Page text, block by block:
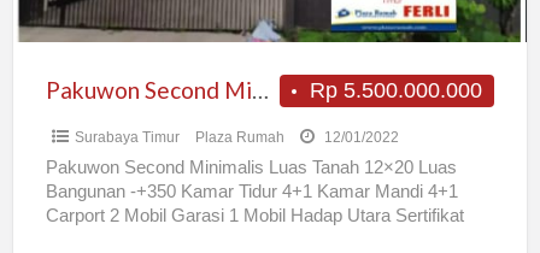
Rp 5.500.000.000
Pakuwon Second Minimalis
Surabaya Timur Plaza Rumah 12/01/2022
Pakuwon Second Minimalis Luas Tanah 12×20 Luas
Bangunan -+350 Kamar Tidur 4+1 Kamar Mandi 4+1
Carport 2 Mobil Garasi 1 Mobil Hadap Utara Sertifikat